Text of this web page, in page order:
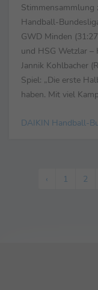
Stimmensammlung
Handball-
GWD Minden
und HSG Wetzlar
Jannik Kohlbacher
Spiel: „Die erste
haben. Mit viel
DAIKIN Handball-
‹ 1 2